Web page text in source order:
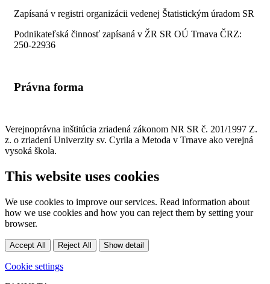
Zapísaná v registri organizácii vedenej Štatistickým úradom SR
Podnikateľská činnosť zapísaná v ŽR SR OÚ Trnava ČRZ:
250-22936
Právna forma
Verejnoprávna inštitúcia zriadená zákonom NR SR č. 201/1997 Z.
z. o zriadení Univerzity sv. Cyrila a Metoda v Trnave ako verejná
vysoká škola.
This website uses cookies
We use cookies to improve our services. Read information about
how we use cookies and how you can reject them by setting your
browser.
Accept All Reject All Show detail
Cookie settings